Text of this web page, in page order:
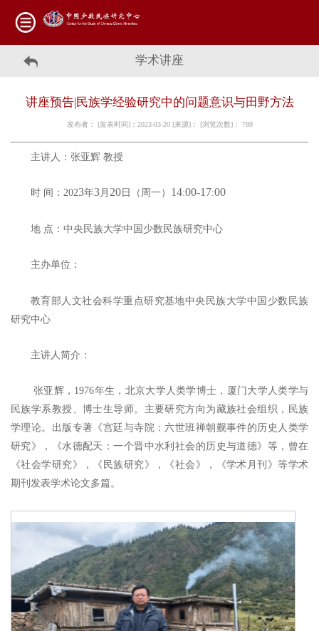
学术讲座
讲座预告|民族学经验研究中的问题意识与田野方法
发布者： [发表时间]：2023-03-20 [来源]： [浏览次数]： 789
主讲人： 张亚辉 教授
时 间： 2023年3月 20 日 （周 一） 14:00-17:00
地 点：中央民族大学中国少数民族研究中心
主办单位：
教育部人文社会科学重点研究基地中央民族大学中国少数民族
研究中心
主讲人简介：
张亚辉， 1976年生，北京大学人类学博士 ， 厦门大学人类学与
民族学系教授、博士生导师。主要研究方向为藏族社会组织，民族
学理论。出版专著《宫廷与寺院：六世班禅朝觐事件的历史人类学
研究》，《水德配天：一个晋中水利社会的历史与道德》等，曾在
《社会学研究》，《民族研究》，《社会》
，
《学术月刊》等学术
期刊发表学术论文多篇。